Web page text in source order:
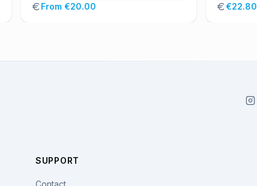
From €20.00 €22.80
SUPPORT